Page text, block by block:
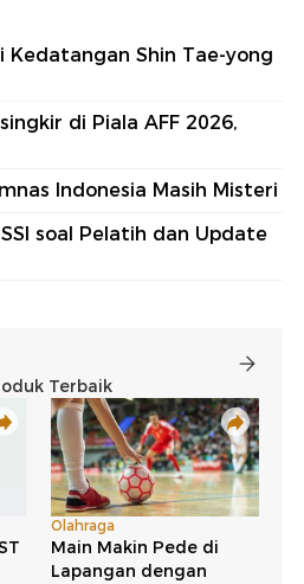
Kedatangan Shin Tae-yong
di Piala AFF 2026,
Indonesia Masih Misteri
soal Pelatih dan Update